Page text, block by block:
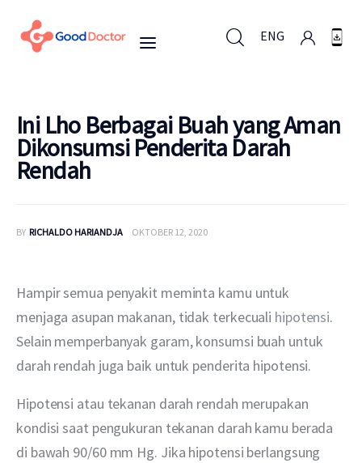
ENG
Untuk Bisnis
Layanan
Ini Lho Berbagai Buah yang Aman
Dikonsumsi Penderita Darah
Rendah
BY RICHALDO HARIANDJA OKTOBER 12, 2020
Hampir semua penyakit meminta kamu untuk
menjaga asupan makanan, tidak terkecuali hipotensi.
Selain memperbanyak garam, konsumsi buah untuk
darah rendah juga baik untuk penderita hipotensi.
Hipotensi atau tekanan darah rendah merupakan
kondisi saat pengukuran tekanan darah kamu berada
di bawah 90/60 mm Hg. Jika hipotensi berlangsung